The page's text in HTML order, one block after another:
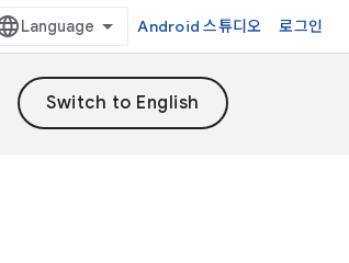
Android 스튜디오 로그인